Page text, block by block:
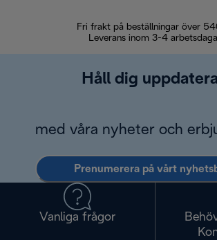
Fri frakt på beställningar över
Leverans inom 3-4
Håll dig
med våra nyheter och
Prenumerera på vårt
Vanliga frågor